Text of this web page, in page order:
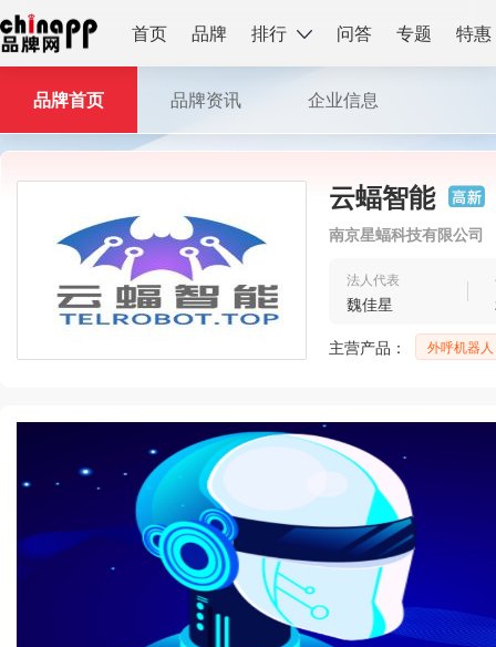
首页 品牌 排行 问答 专题 特惠
云蝠智能
南京星蝠科技有限公司
法人代表
魏佳星
主营产品：
外呼机器人
品牌首页 品牌资讯 企业信息